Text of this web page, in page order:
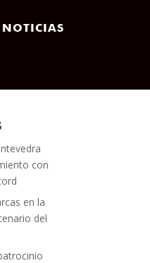
NOTICIAS
con
en la
del